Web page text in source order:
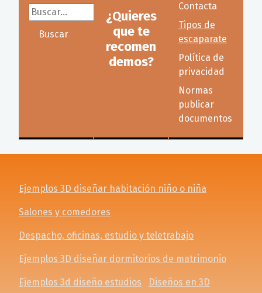
Buscar...
Buscar
¿Quieres
que te
recomen
demos?
Contacta
Tipos de
escaparate
Política de
privacidad
Normas
publicar
documentos
Ejemplos 3D diseñar habitación niño o niña
Salones y comedores
Despacho, oficinas, estudio y teletrabajo
Ejemplos 3D diseñar dormitorios de matrimonio
Ejemplos 3d diseño estudios Diseños en 3D